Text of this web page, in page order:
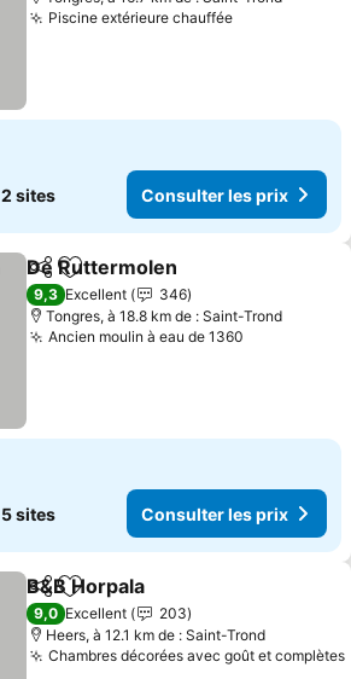
Piscine extérieure chauffée
2 sites Consulter les prix
PartagerAjouter à mes favoris
De Ruttermolen
9,3 Excellent
346
Tongres, à 18.8 km de : Saint-Trond
Ancien moulin à eau de 1360
5 sites Consulter les prix
PartagerAjouter à mes favoris
B&B Horpala
9,0 Excellent
203
Heers, à 12.1 km de : Saint-Trond
Chambres décorées avec goût et complètes